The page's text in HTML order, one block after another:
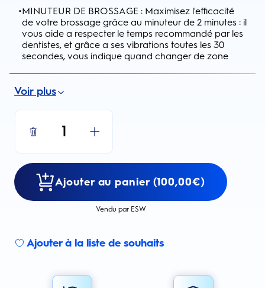
•MINUTEUR DE BROSSAGE : Maximisez l'efficacité
de votre brossage grâce au minuteur de 2 minutes : il
vous aide a respecter le temps recommandé par les
dentistes, et grâce a ses vibrations toutes les 30
secondes, vous indique quand changer de zone
Voir plus
1
Ajouter au panier (100,00€)
Vendu par ESW
Ajouter à la liste de souhaits
I agree to receive email alerts about this product.